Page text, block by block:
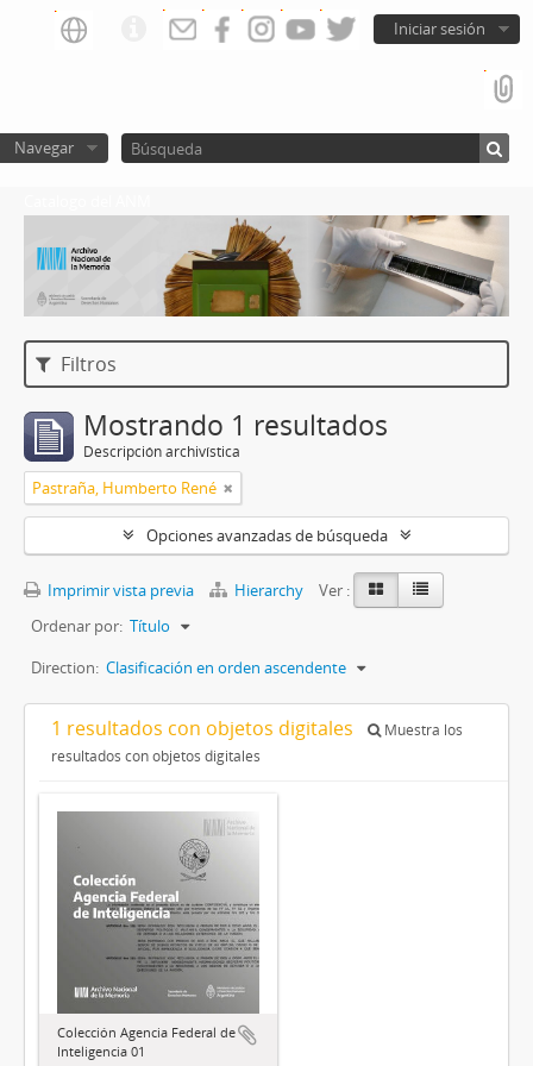
Iniciar sesión
Navegar
Filtros
Mostrando 1 resultados
Descripción archivística
Pastraña, Humberto René
Opciones avanzadas de búsqueda
Imprimir vista previa Hierarchy
Ver :
Ordenar por: Título
Direction: Clasificación en orden ascendente
1 resultados con objetos digitales
Muestra los
resultados con objetos digitales
Colección Agencia Federal de
Inteligencia 01